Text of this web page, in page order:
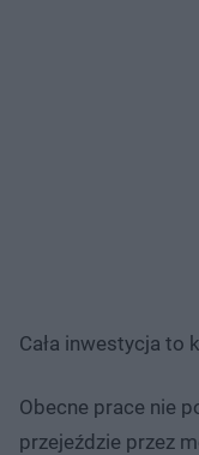
Cała inwestycja to
Obecne prace nie
przejeździe przez